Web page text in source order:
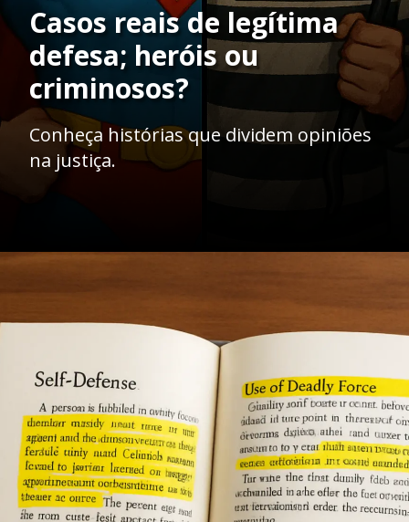
Casos reais de legítima
defesa; heróis ou
criminosos?
Conheça histórias que dividem opiniões
na justiça.